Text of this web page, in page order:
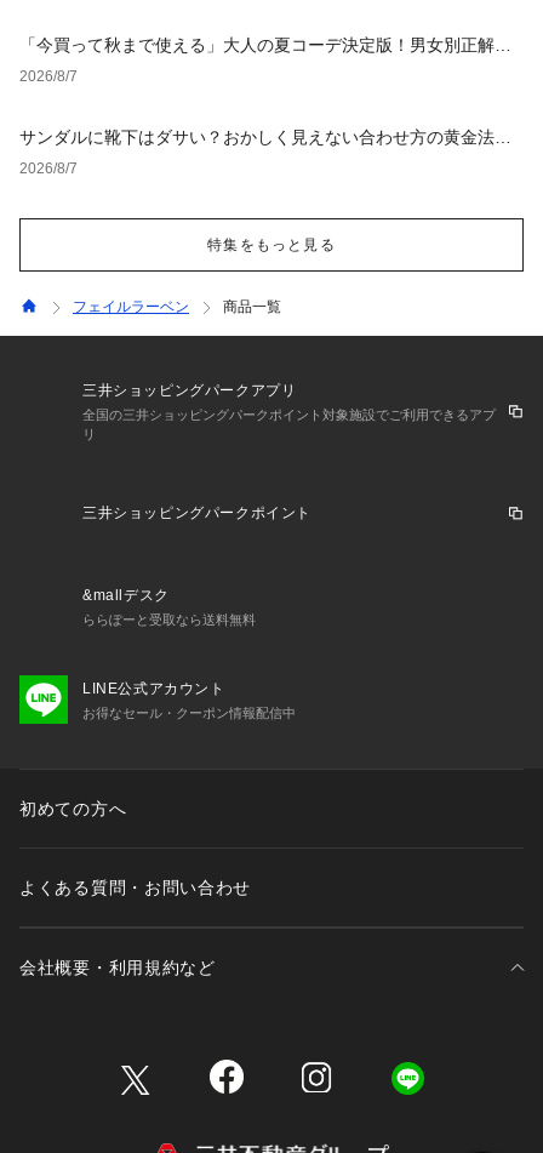
「今買って秋まで使える」大人の夏コーデ決定版！男女別正解ス
タイルとNGな着こなし
2026/8/7
サンダルに靴下はダサい？おかしく見えない合わせ方の黄金法則
と男女別おすすめコーデ
2026/8/7
特集をもっと見る
フェイルラーベン 商品一覧
三井ショッピングパークアプリ
全国の三井ショッピングパークポイント対象施設でご利用できるアプ
リ
三井ショッピングパークポイント
&mallデスク
ららぽーと受取なら送料無料
LINE公式アカウント
お得なセール・クーポン情報配信中
初めての方へ
よくある質問・お問い合わせ
会社概要・利用規約など